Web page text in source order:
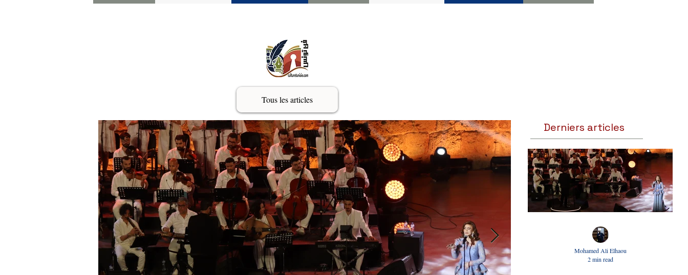
Tous les articles
Derniers articles
Mohamed Ali Elhaou
2 min read